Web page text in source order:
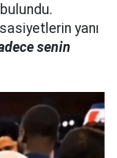
yanı
senin